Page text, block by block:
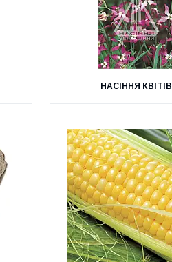
НАСІННЯ КВІТІВ